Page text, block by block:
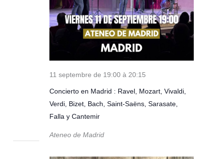
Concierto en Madrid : Ravel, Mozart, Vivaldi,
Verdi, Bizet, Bach, Saint-Saëns, Sarasate,
Falla y Cantemir
11 septembre de 19:00 à20:15
Ateneo de Madrid